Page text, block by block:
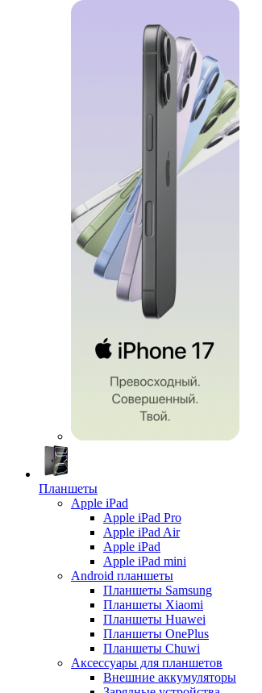
Планшеты
Apple iPad
Apple iPad Pro
Apple iPad Air
Apple iPad
Apple iPad mini
Android планшеты
Планшеты Samsung
Планшеты Xiaomi
Планшеты Huawei
Планшеты OnePlus
Планшеты Chuwi
Аксессуары для планшетов
Внешние аккумуляторы